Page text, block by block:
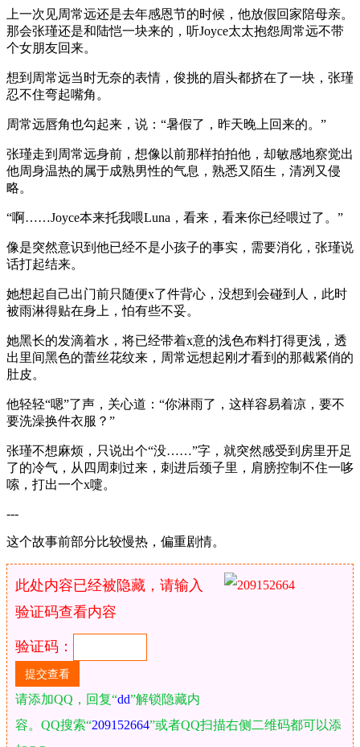
上一次见周常远还是去年感恩节的时候，他放假回家陪母亲。
那会张瑾还是和陆恺一块来的，听Joyce太太抱怨周常远不带
个女朋友回来。
想到周常远当时无奈的表情，俊挑的眉头都挤在了一块，张瑾
忍不住弯起嘴角。
周常远唇角也勾起来，说：“暑假了，昨天晚上回来的。”
张瑾走到周常远身前，想像以前那样拍拍他，却敏感地察觉出
他周身温热的属于成熟男性的气息，熟悉又陌生，清冽又侵
略。
“啊……Joyce本来托我喂Luna，看来，看来你已经喂过了。”
像是突然意识到他已经不是小孩子的事实，需要消化，张瑾说
话打起结来。
她想起自己出门前只随便x了件背心，没想到会碰到人，此时
被雨淋得贴在身上，怕有些不妥。
她黑长的发滴着水，将已经带着x意的浅色布料打得更浅，透
出里间黑色的蕾丝花纹来，周常远想起刚才看到的那截紧俏的
肚皮。
他轻轻“嗯”了声，关心道：“你淋雨了，这样容易着凉，要不
要洗澡换件衣服？”
张瑾不想麻烦，只说出个“没……”字，就突然感受到房里开足
了的冷气，从四周刺过来，刺进后颈子里，肩膀控制不住一哆
嗦，打出一个x嚏。
---
这个故事前部分比较慢热，偏重剧情。
此处内容已经被隐藏，请输入
验证码查看内容
验证码：
请添加QQ，回复“dd”解锁隐藏内
容。QQ搜索“209152664”或者QQ扫描右侧二维码都可以添